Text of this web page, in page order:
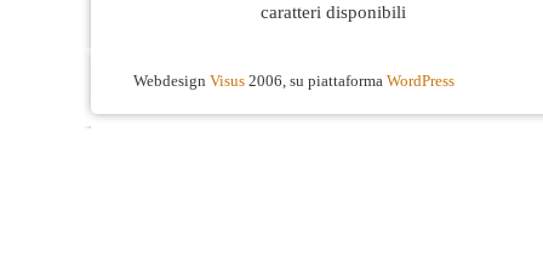
caratteri disponibili
Webdesign Visus 2006, su piattaforma WordPress